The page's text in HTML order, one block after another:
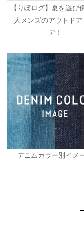
【りぽログ】夏を遊び
人メンズのアウトドア
デ！
デニムカラー別イメ